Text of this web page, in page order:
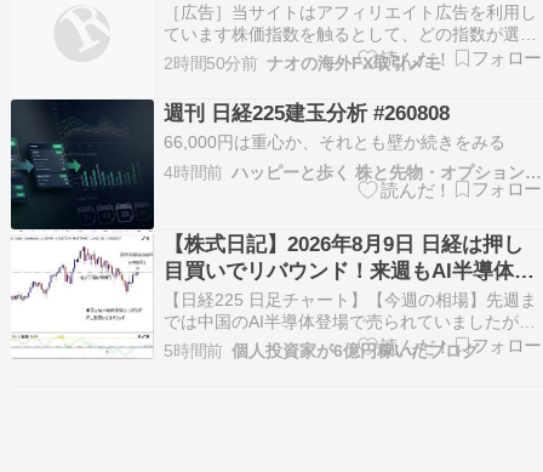
［広告］当サイトはアフィリエイト広告を利用し
ています株価指数を触るとして、どの指数が選べ
るのかを見たことがなかった。銘柄の一覧と共通
の条件を並べてみた。25銘柄ある日本のものは日
経225と東証株価指数。米国はダウ30、
S&P500、ナスダック100、ラッセル2000、それ
にボラ…
2時間50分前 ナオの海外FX取引メモ
週刊 日経225建玉分析 #260808
66,000円は重心か、それとも壁か続きをみる
4時間前
ハッピーと歩く 株と先物・オプションの道
【株式日記】2026年8月9日 日経は押し
目買いでリバウンド！来週もAI半導体が
買われる展開か？
【日経225 日足チャート】【今週の相場】先週ま
では中国のAI半導体登場で売られていましたが下
がり過ぎの押し目買いでリバウンド【RSIサイン
トレード】日経225 売り 67000円日経225 現在
5時間前 個人投資家が6億円稼いだブログ